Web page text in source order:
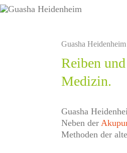
Guasha Heidenheim
Reiben
Medizin.
Guasha
Neben der
Methoden der